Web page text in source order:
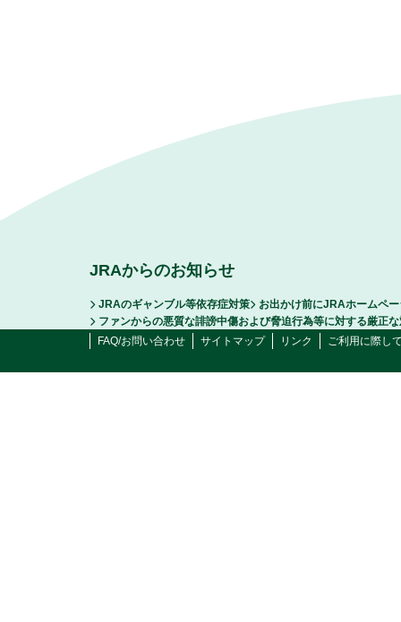
JRAからのお知らせ
JRAのギャンブル等依存症対策
お出かけ前にJRAホームペ
ファンからの悪質な誹謗中傷および脅迫行為等に対する厳正
FAQ/お問い合わせ
サイトマップ リンク ご利用に際し